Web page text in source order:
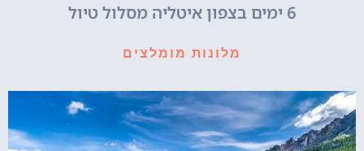
6 ימים בצפון איטליה מסלול טיול
מלונות מומלצים